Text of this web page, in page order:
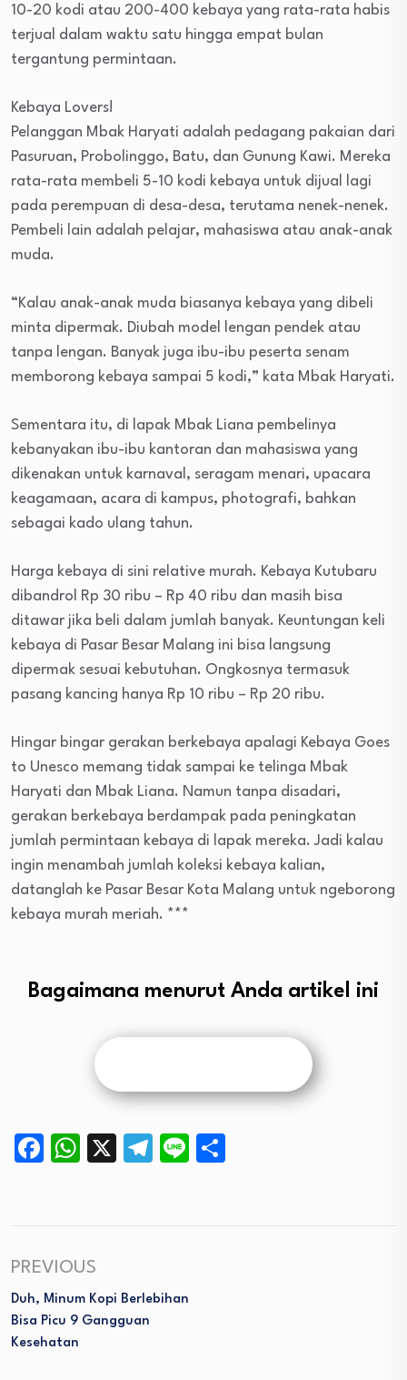
10-20 kodi atau 200-400 kebaya yang rata-rata habis
terjual dalam waktu satu hingga empat bulan
tergantung permintaan.
Kebaya Lovers!
Pelanggan Mbak Haryati adalah pedagang pakaian dari
Pasuruan, Probolinggo, Batu, dan Gunung Kawi. Mereka
rata-rata membeli 5-10 kodi kebaya untuk dijual lagi
pada perempuan di desa-desa, terutama nenek-nenek.
Pembeli lain adalah pelajar, mahasiswa atau anak-anak
muda.
“Kalau anak-anak muda biasanya kebaya yang dibeli
minta dipermak. Diubah model lengan pendek atau
tanpa lengan. Banyak juga ibu-ibu peserta senam
memborong kebaya sampai 5 kodi,” kata Mbak Haryati.
Sementara itu, di lapak Mbak Liana pembelinya
kebanyakan ibu-ibu kantoran dan mahasiswa yang
dikenakan untuk karnaval, seragam menari, upacara
keagamaan, acara di kampus, photografi, bahkan
sebagai kado ulang tahun.
Harga kebaya di sini relative murah. Kebaya Kutubaru
dibandrol Rp 30 ribu – Rp 40 ribu dan masih bisa
ditawar jika beli dalam jumlah banyak. Keuntungan keli
kebaya di Pasar Besar Malang ini bisa langsung
dipermak sesuai kebutuhan. Ongkosnya termasuk
pasang kancing hanya Rp 10 ribu – Rp 20 ribu.
Hingar bingar gerakan berkebaya apalagi Kebaya Goes
to Unesco memang tidak sampai ke telinga Mbak
Haryati dan Mbak Liana. Namun tanpa disadari,
gerakan berkebaya berdampak pada peningkatan
jumlah permintaan kebaya di lapak mereka. Jadi kalau
ingin menambah jumlah koleksi kebaya kalian,
datanglah ke Pasar Besar Kota Malang untuk ngeborong
kebaya murah meriah. ***
Bagaimana menurut Anda artikel ini
Facebook
WhatsApp
X Telegram
Line
PREVIOUS
Duh, Minum Kopi Berlebihan
Bisa Picu 9 Gangguan
Kesehatan